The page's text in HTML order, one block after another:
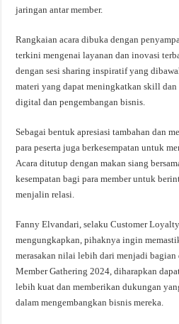
jaringan antar member.
Rangkaian acara dibuka dengan
terkini mengenai layanan dan inovasi
dengan sesi sharing inspiratif yang
materi yang dapat meningkatkan skill dan
digital dan pengembangan bisnis.
Sebagai bentuk apresiasi tambahan dan
para peserta juga berkesempatan untuk
Acara ditutup dengan makan siang
kesempatan bagi para member untuk
menjalin relasi.
Fanny Elvandari, selaku Customer
mengungkapkan, pihaknya ingin
merasakan nilai lebih dari menjadi
Member Gathering 2024, diharapkan
lebih kuat dan memberikan dukungan
dalam mengembangkan bisnis mereka.